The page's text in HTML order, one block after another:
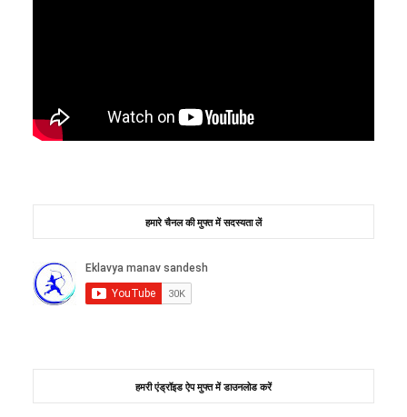
हमारे चैनल की मुफ्त में सदस्यता लें
हमरी एंड्रॉइड ऐप मुफ्त में डाउनलोड करें